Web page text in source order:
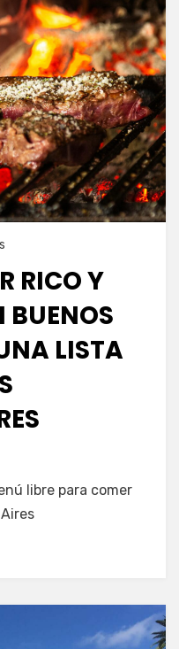
RICO Y
BUENOS
LISTA
libre para comer